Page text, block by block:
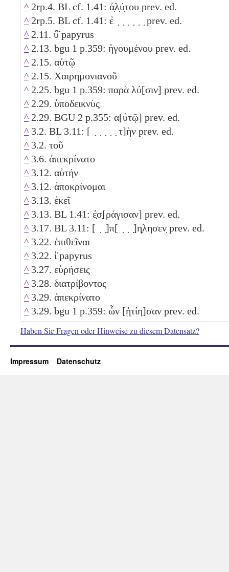
^ 2rp.4. BL cf. 1.41: ἀ̣λ̣ύ̣του prev. ed.
^ 2rp.5. BL cf. 1.41: ἐ ̣ ̣ ̣ ̣ ̣ ̣ prev. ed.
^ 2.11. ῧ̈ papyrus
^ 2.13. bgu 1 p.359: ἡγουμένου prev. ed.
^ 2.15. αὐτῷ
^ 2.15. Χαιρημονιανοῦ
^ 2.25. bgu 1 p.359: παρὰ λύ[σιν] prev. ed.
^ 2.29. ὑποδεικνὺς
^ 2.29. BGU 2 p.355: α[ὑτῷ] prev. ed.
^ 3.2. BL 3.11: [ ̣ ̣ ̣ ̣ ̣ τ]ὴν prev. ed.
^ 3.2. τοῦ
^ 3.6. ἀπεκρίνατο
^ 3.12. αὐτήν
^ 3.12. ἀποκρίνομαι
^ 3.13. ἐκεῖ
^ 3.13. BL 1.41: ἐ̣σ̣[ράγισαν] prev. ed.
^ 3.17. BL 3.11: [ ̣ ̣]π[ ̣ ̣ ̣]η̣λησεν̣ prev. ed.
^ 3.22. ἐπιθεῖναι
^ 3.22. ἰ̈ papyrus
^ 3.27. εὑρήσεις
^ 3.28. διατρίβοντος
^ 3.29. ἀπεκρίνατο
^ 3.29. bgu 1 p.359: ὧν [ᾐτίη]σαν prev. ed.
Haben Sie Fragen oder Hinweise zu diesem Datensatz?
Impressum Datenschutz